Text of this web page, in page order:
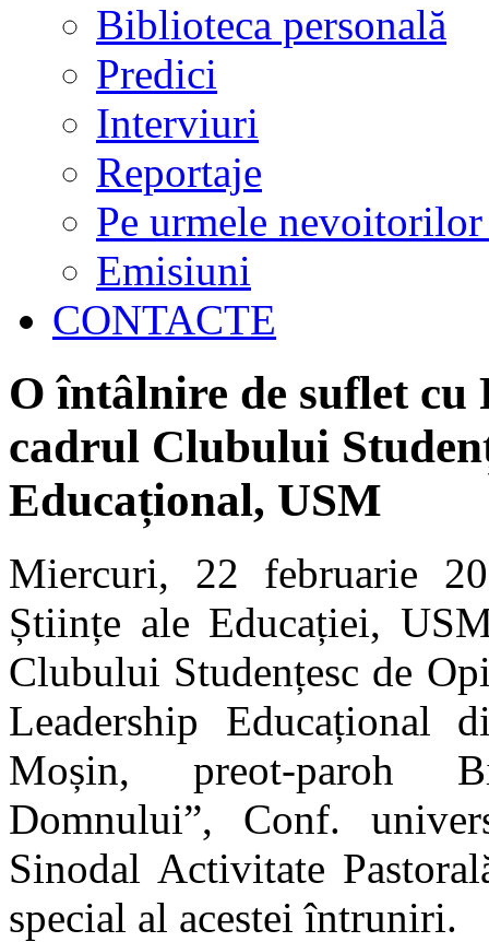
Biblioteca personală
Predici
Interviuri
Reportaje
Pe urmele nevoitorilor
Emisiuni
CONTACTE
O întâlnire de suflet
cadrul Clubului
Educațional, USM
Miercuri, 22 februarie
Științe ale Educației,
Clubului Studențesc de
Leadership Educațional
Moșin, preot-paroh
Domnului”, Conf.
Sinodal Activitate
special al acestei întruniri.